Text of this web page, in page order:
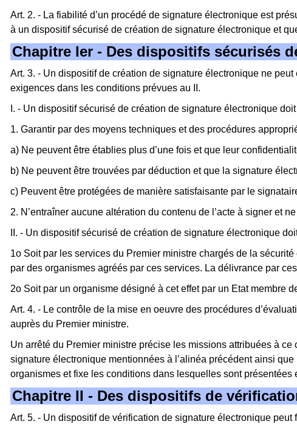
Art. 2. - La fiabilité d’un procédé de signature électronique est
à un dispositif sécurisé de création de signature électronique et
Chapitre Ier - Des dispositifs sécurisés
Art. 3. - Un dispositif de création de signature électronique ne
exigences dans les conditions prévues au II.
I. - Un dispositif sécurisé de création de signature électronique doit
1. Garantir par des moyens techniques et des procédures
a) Ne peuvent être établies plus d’une fois et que leur
b) Ne peuvent être trouvées par déduction et que la signature
c) Peuvent être protégées de manière satisfaisante par le
2. N’entraîner aucune altération du contenu de l’acte à signer et
II. - Un dispositif sécurisé de création de signature électronique
1o Soit par les services du Premier ministre chargés de la
par des organismes agréés par ces services. La délivrance par
2o Soit par un organisme désigné à cet effet par un Etat membre
Art. 4. - Le contrôle de la mise en oeuvre des procédures
auprès du Premier ministre.
Un arrêté du Premier ministre précise les missions attribuées à
signature électronique mentionnées à l’alinéa précédent ainsi
organismes et fixe les conditions dans lesquelles sont présentées
Chapitre II - Des dispositifs de
Art. 5. - Un dispositif de vérification de signature électronique peut